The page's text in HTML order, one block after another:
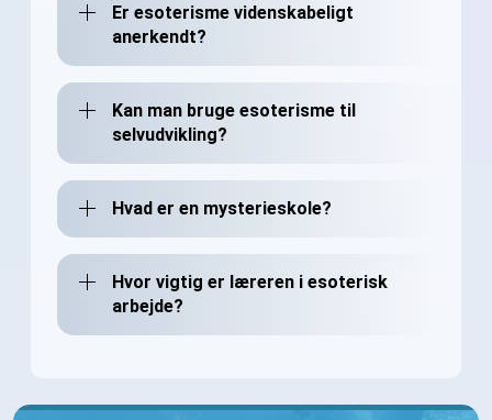
Er esoterisme videnskabeligt
anerkendt?
Kan man bruge esoterisme til
selvudvikling?
Hvad er en mysterieskole?
Hvor vigtig er læreren i esoterisk
arbejde?